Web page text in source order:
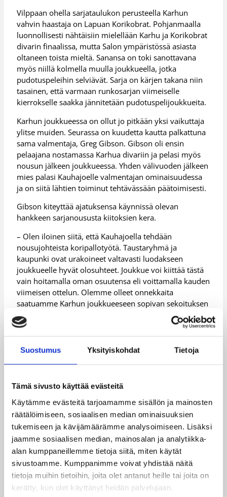
Suostumus Yksityiskohdat Tietoja
Tämä sivusto käyttää evästeitä
Käytämme evästeitä tarjoamamme sisällön ja mainosten
räätälöimiseen, sosiaalisen median ominaisuuksien
tukemiseen ja kävijämäärämme analysoimiseen. Lisäksi
jaamme sosiaalisen median, mainosalan ja analytiikka-
alan kumppaneillemme tietoja siitä, miten käytät
sivustoamme. Kumppanimme voivat yhdistää näitä
tietoja muihin tietoihin, joita olet antanut heille tai joita on
kerätty, kun olet käyttänyt heidän palvelujaan.
Vilppaan ohella sarjataulukon perusteella Karhun
vahvin haastaja on Lapuan Korikobrat. Pohjanmaalla
luonnollisesti nähtäisiin mielellään Karhu ja Korikobrat
divarin finaalissa, mutta Salon ympäristössä asiasta
oltaneen toista mieltä. Sanansa on toki sanottavana
myös niillä kolmella muulla joukkueella, jotka
pudotuspeleihin selviävät. Sarja on kärjen takana niin
tasainen, että varmaan runkosarjan viimeiselle
kierrokselle saakka jännitetään pudotuspelijoukkueita.
Karhun joukkueessa on ollut jo pitkään yksi vaikuttaja
ylitse muiden. Seurassa on kuudetta kautta palkattuna
sama valmentaja, Greg Gibson. Gibson oli ensin
pelaajana nostamassa Karhua divariin ja pelasi myös
nousun jälkeen joukkueessa. Yhden välivuoden jälkeen
mies palasi Kauhajoelle valmentajan ominaisuudessa
ja on siitä lähtien toiminut tehtävässään päätoimisesti.
Gibson kiteyttää ajatuksensa käynnissä olevan
hankkeen sarjanoususta kiitoksien kera.
– Olen iloinen siitä, että Kauhajoella tehdään
nousujohteista koripallotyötä. Taustaryhmä ja
kaupunki ovat urakoineet valtavasti luodakseen
joukkueelle hyvät olosuhteet. Joukkue voi kiittää tästä
vain hoitamalla oman osuutensa eli voittamalla kauden
viimeisen ottelun. Olemme olleet onnekkaita
saatuamme Karhun joukkueeseen sopivan sekoituksen
kokemusta ja nuoruuden intoa sekä taustalle hyviä
tekijöitä. Uskon, että nykyinen joukkueemme olisi tänä
vuonna pärjännyt myös liigatasolla kohtuullisesti.
– Mielestäni ykkösdivari on tänä vuonna ollut
kovatasoisempi kuin vuosiin. Kaikki joukkueet pystyvät
pudotuspelijärjestelmä, joka mielestäni olisi pitänyt
toteuttaa jo aikoja sitten, tekee divarista hyvin erilaisen
kuin ennen. Divarissa tulee pian alkamaan kuudelle
joukkueelle ”toinen kausi”. Kaikilla kuudella on samat
mahdollisuudet voittaa divarin mestaruus eikä
runkosarjan sijoitukset siinä enää paljoa paina.
– Uskon, että joukkue, joka pysyy terveimpänä
pudotuspeleihin mentäessä ja niiden aikana, on
vahvoilla. Loppupelien alettua pelataan käytännössä